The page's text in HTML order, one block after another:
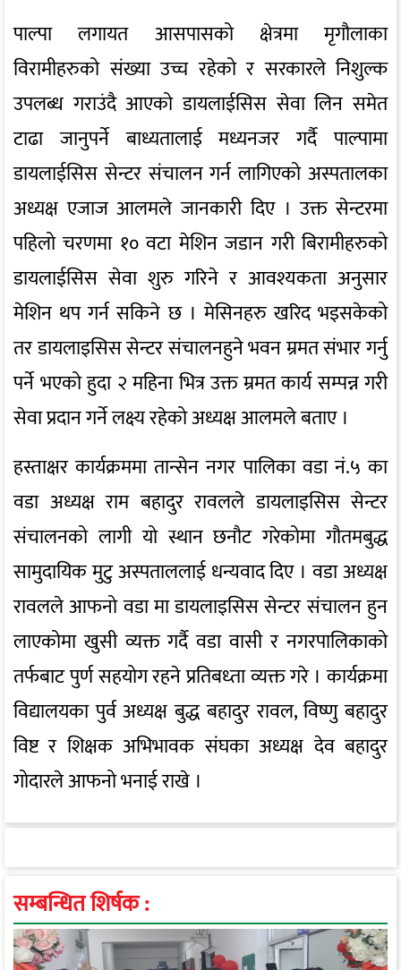
पाल्पा लगायत आसपासको क्षेत्रमा मृगौलाका
विरामीहरुको संख्या उच्च रहेको र सरकारले निशुल्क
उपलब्ध गराउंदै आएको डायलाईसिस सेवा लिन समेत
टाढा जानुपर्ने बाध्यतालाई मध्यनजर गर्दै पाल्पामा
डायलाईसिस सेन्टर संचालन गर्न लागिएको अस्पतालका
अध्यक्ष एजाज आलमले जानकारी दिए । उक्त सेन्टरमा
पहिलो चरणमा १० वटा मेशिन जडान गरी बिरामीहरुको
डायलाईसिस सेवा शुरु गरिने र आवश्यकता अनुसार
मेशिन थप गर्न सकिने छ । मेसिनहरु खरिद भइसकेको
तर डायलाइसिस सेन्टर संचालनहुने भवन म्रमत संभार गर्नु
पर्ने भएको हुदा २ महिना भित्र उक्त म्रमत कार्य सम्पन्न गरी
सेवा प्रदान गर्ने लक्ष्य रहेको अध्यक्ष आलमले बताए ।
हस्ताक्षर कार्यक्रममा तान्सेन नगर पालिका वडा नं.५ का
वडा अध्यक्ष राम बहादुर रावलले डायलाइसिस सेन्टर
संचालनको लागी यो स्थान छनौट गरेकोमा गौतमबुद्ध
सामुदायिक मुटु अस्पताललाई धन्यवाद दिए । वडा अध्यक्ष
रावलले आफनो वडा मा डायलाइसिस सेन्टर संचालन हुन
लाएकोमा खुसी व्यक्त गर्दै वडा वासी र नगरपालिकाको
तर्फबाट पुर्ण सहयोग रहने प्रतिबध्ता व्यक्त गरे । कार्यक्रमा
विद्यालयका पुर्व अध्यक्ष बुद्ध बहादुर रावल, विष्णु बहादुर
विष्ट र शिक्षक अभिभावक संघका अध्यक्ष देव बहादुर
गोदारले आफनो भनाई राखे ।
सम्बन्धित शिर्षक :